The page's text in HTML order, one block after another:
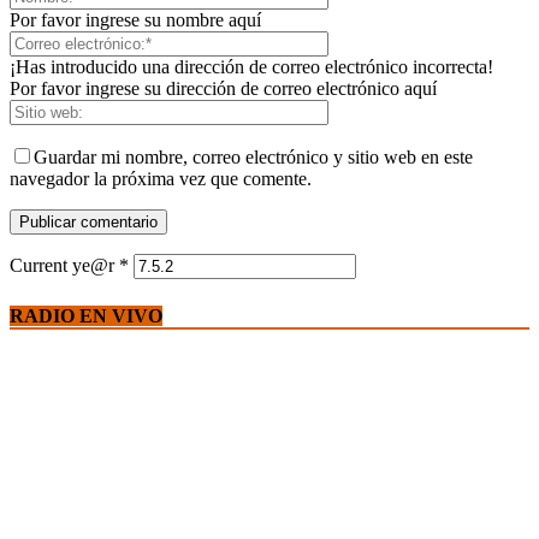
Por favor ingrese su nombre aquí
¡Has introducido una dirección de correo electrónico incorrecta!
Por favor ingrese su dirección de correo electrónico aquí
Guardar mi nombre, correo electrónico y sitio web en este
navegador la próxima vez que comente.
Current ye@r *
RADIO EN VIVO